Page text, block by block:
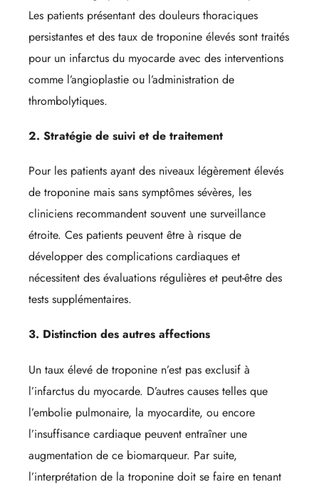
Les patients présentant des douleurs thoraciques
persistantes et des taux de troponine élevés sont traités
pour un infarctus du myocarde avec des interventions
comme l’angioplastie ou l’administration de
thrombolytiques.
2. Stratégie de suivi et de traitement
Pour les patients ayant des niveaux légèrement élevés
de troponine mais sans symptômes sévères, les
cliniciens recommandent souvent une surveillance
étroite. Ces patients peuvent être à risque de
développer des complications cardiaques et
nécessitent des évaluations régulières et peut-être des
tests supplémentaires.
3. Distinction des autres affections
Un taux élevé de troponine n’est pas exclusif à
l’infarctus du myocarde. D’autres causes telles que
l’embolie pulmonaire, la myocardite, ou encore
l’insuffisance cardiaque peuvent entraîner une
augmentation de ce biomarqueur. Par suite,
l’interprétation de la troponine doit se faire en tenant